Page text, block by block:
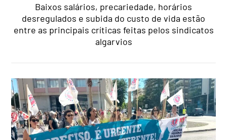
Baixos salários, precariedade, horários
desregulados e subida do custo de vida estão
entre as principais críticas feitas pelos sindicatos
algarvios